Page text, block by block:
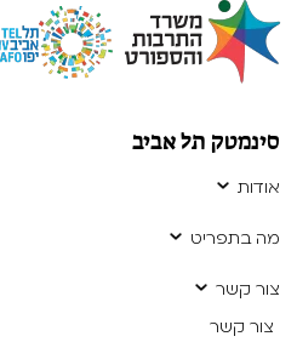
סינמטק תל אביב
אודות
מה בתפריט
צור קשר
צור קשר